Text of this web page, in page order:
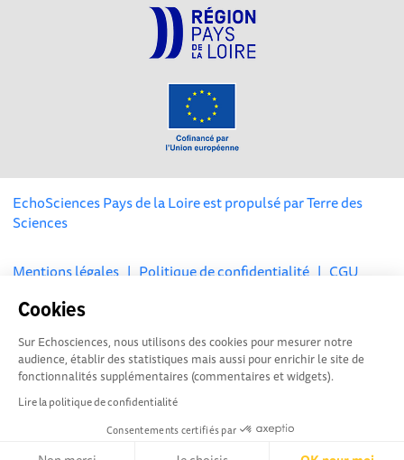
Cookies
Sur Echosciences, nous utilisons des cookies pour mesurer notre
audience, établir des statistiques mais aussi pour enrichir le site de
fonctionnalités supplémentaires (commentaires et widgets).
Lire la politique de confidentialité
Consentements certifiés par
EchoSciences Pays de la Loire est propulsé parTerre des
Sciences
Mentions légales | Politique de confidentialité | CGU